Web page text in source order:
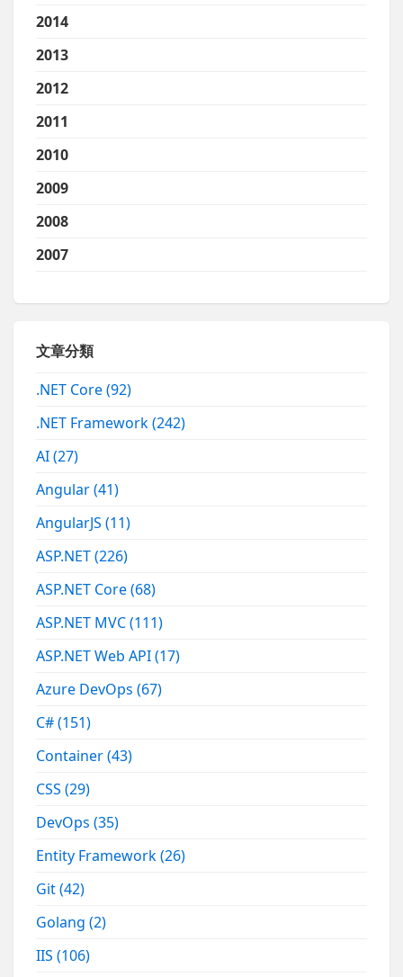
2014
2013
2012
2011
2010
2009
2008
2007
文章分類
.NET Core(92)
.NET Framework(242)
AI(27)
Angular(41)
AngularJS(11)
ASP.NET(226)
ASP.NET Core(68)
ASP.NET MVC(111)
ASP.NET Web API(17)
Azure DevOps(67)
C#(151)
Container(43)
CSS(29)
DevOps(35)
Entity Framework(26)
Git(42)
Golang(2)
IIS(106)